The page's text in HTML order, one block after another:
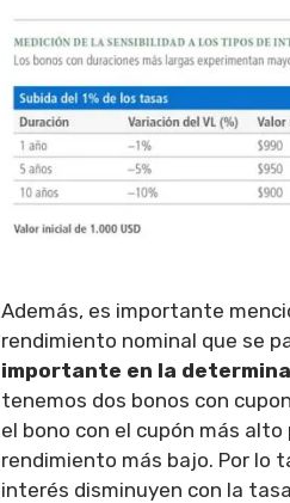
Además, es importante
rendimiento nominal que se
importante en la
tenemos dos bonos con
el bono con el cupón más
rendimiento más bajo. Por lo
interés disminuyen con la